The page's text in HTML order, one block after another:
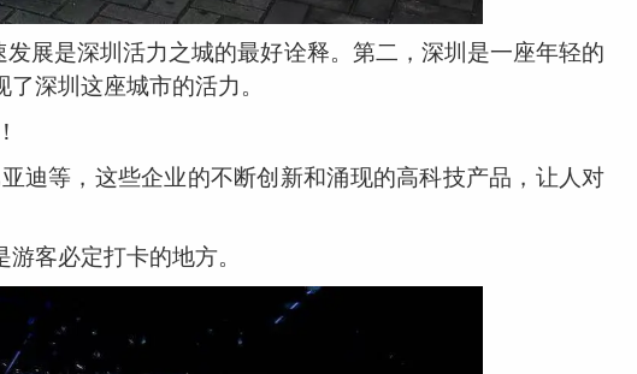
展是深圳活力之城的最好诠释。第二，深圳是一座年轻的
深圳这座城市的活力。
迪等，这些企业的不断创新和涌现的高科技产品，让人对
客必定打卡的地方。